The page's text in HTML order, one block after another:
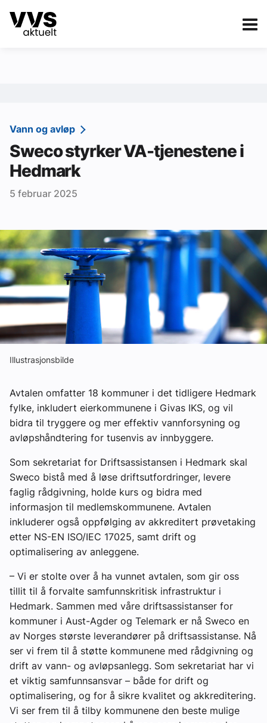
Kategorier
Sanitær
Ventilasjon
Varme og energi
Aktuelle prosjekter
Om VVS Aktuelt
Kontakt oss:
Abonner på fagbladet Byggfakta Nyheter
Annonsere i VVS Aktuelt
Tips oss
eBlad
Vann og avløp
Sweco styrker VA-tjenestene i
Hedmark
5 februar 2025
Illustrasjonsbilde
Avtalen omfatter 18 kommuner i det tidligere Hedmark
fylke, inkludert eierkommunene i Givas IKS, og vil
bidra til tryggere og mer effektiv vannforsyning og
avløpshåndtering for tusenvis av innbyggere.
Som sekretariat for Driftsassistansen i Hedmark skal
Sweco bistå med å løse driftsutfordringer, levere
faglig rådgivning, holde kurs og bidra med
informasjon til medlemskommunene. Avtalen
inkluderer også oppfølging av akkreditert prøvetaking
etter NS-EN ISO/IEC 17025, samt drift og
optimalisering av anleggene.
– Vi er stolte over å ha vunnet avtalen, som gir oss
tillit til å forvalte samfunnskritisk infrastruktur i
Hedmark. Sammen med våre driftsassistanser for
kommuner i Aust-Agder og Telemark er nå Sweco en
av Norges største leverandører på driftsassistanse. Nå
ser vi frem til å støtte kommunene med rådgivning og
drift av vann- og avløpsanlegg. Som sekretariat har vi
et viktig samfunnsansvar – både for drift og
optimalisering, og for å sikre kvalitet og akkreditering.
Vi ser frem til å tilby kommunene den beste mulige